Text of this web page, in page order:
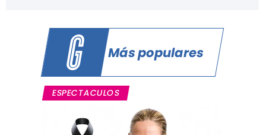
Más populares
ESPECTACULOS